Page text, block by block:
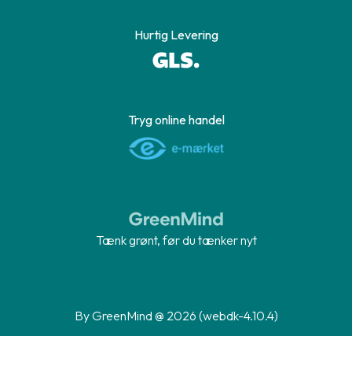
Hurtig Levering
Tryg online handel
Tænk grønt, før du tænker nyt
By GreenMind @ 2026 (webdk-4.10.4)